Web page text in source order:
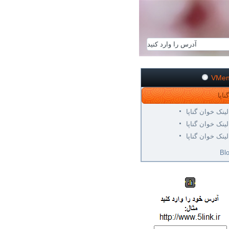
لینک خوان گناپا
لینک خوان گناپا
لینک خوان گناپا